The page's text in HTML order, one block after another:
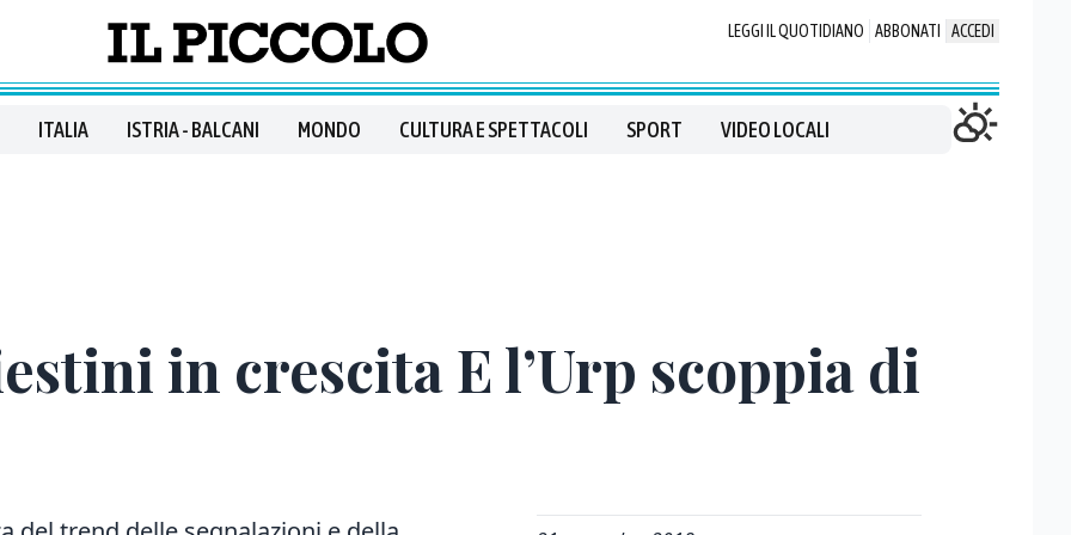
LEGGI IL QUOTIDIANO ABBONATI ACCEDI
ITALIA ISTRIA - BALCANI MONDO CULTURA E SPETTACOLI SPORT VIDEO LOCALI
in crescita E l’Urp scoppia di